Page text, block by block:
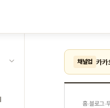
채널업 카카
홈›블로그›